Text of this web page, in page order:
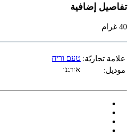
تفاصيل إضافية
40 غرام
علامة تجاريّة: טעם וריח
موديل:
אורגנו